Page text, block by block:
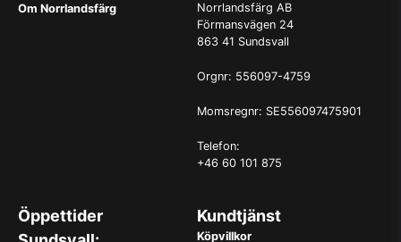
Om Norrlandsfärg
Norrlandsfärg AB
Förmansvägen 24
863 41 Sundsvall
Orgnr: 556097-4759
Momsregnr: SE556097475901
Telefon:
+46 60 101 875
Öppettider
Kundtjänst
Köpvillkor